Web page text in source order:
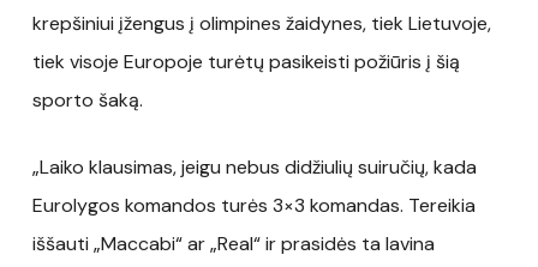
krepšiniui įžengus į olimpines žaidynes, tiek Lietuvoje,
tiek visoje Europoje turėtų pasikeisti požiūris į šią
sporto šaką.
„Laiko klausimas, jeigu nebus didžiulių suiručių, kada
Eurolygos komandos turės 3×3 komandas. Tereikia
iššauti „Maccabi“ ar „Real“ ir prasidės ta lavina